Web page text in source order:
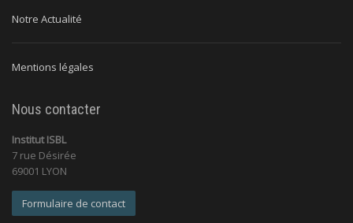
Notre Actualité
Mentions légales
Nous contacter
Institut ISBL
7 rue Désirée
69001 LYON
Formulaire de contact